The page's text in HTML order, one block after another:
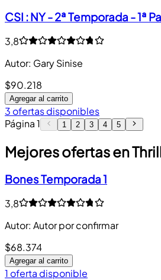
CSI : NY - 2ª Temporada - 1ª
3,8
Autor: Gary Sinise
$90.218
Agregar al carrito
3 ofertas disponibles
Página1 1 2 3 4 5
Mejores ofertas en
Bones Temporada 1
3,8
Autor: Autor por confirmar
$68.374
Agregar al carrito
1 oferta disponible